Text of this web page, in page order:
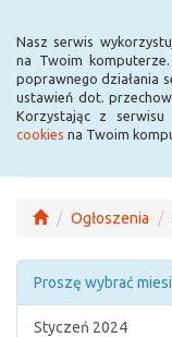
Nasz serwis
na Twoim
poprawnego działania
ustawień dot.
Korzystając z serwisu
cookies na Twoim
Ogłoszenia
Proszę wybrać
Styczeń 2024